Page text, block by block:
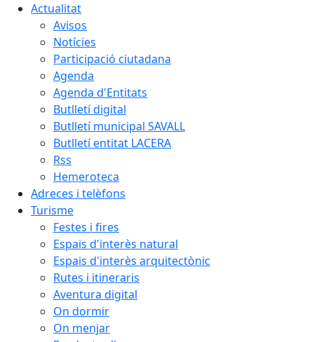
Actualitat
Avisos
Notícies
Participació ciutadana
Agenda
Agenda d'Entitats
Butlletí digital
Butlletí municipal SAVALL
Butlletí entitat LACERA
Rss
Hemeroteca
Adreces i telèfons
Turisme
Festes i fires
Espais d'interès natural
Espais d'interès arquitectònic
Rutes i itineraris
Aventura digital
On dormir
On menjar